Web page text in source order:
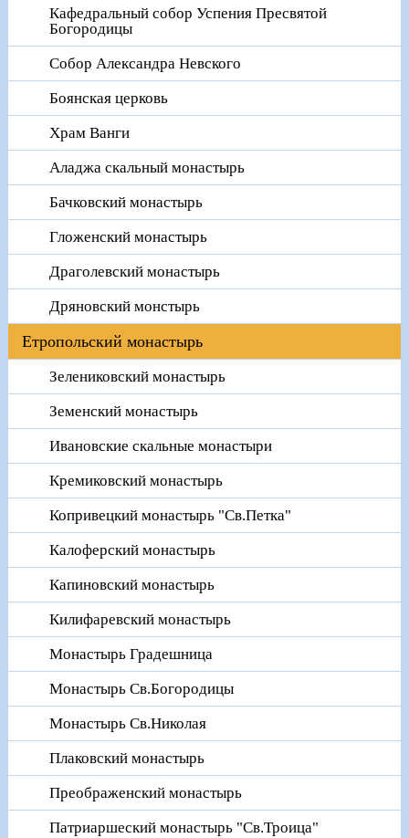
Кафедральный собор Успения Пресвятой
Богородицы
Собор Александра Невского
Боянская церковь
Храм Ванги
Аладжа скальный монастырь
Бачковский монастырь
Гложенский монастырь
Драголевский монастырь
Дряновский монстырь
Етропольский монастырь
Зелениковский монастырь
Земенский монастырь
Ивановские скальные монастыри
Кремиковский монастырь
Копривецкий монастырь "Св.Петка"
Калоферский монастырь
Капиновский монастырь
Килифаревский монастырь
Монастырь Градешница
Монастырь Св.Богородицы
Монастырь Св.Николая
Плаковский монастырь
Преображенский монастырь
Патриаршеский монастырь "Св.Троица"